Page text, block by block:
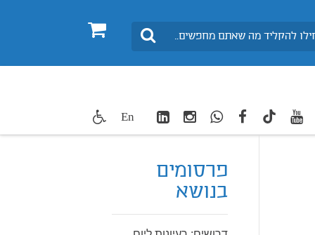
0 חיפוש
youtube
TikTok
facebook
WhatsApp
Instagram
LinkedIn
En
פרסומים
בנושא